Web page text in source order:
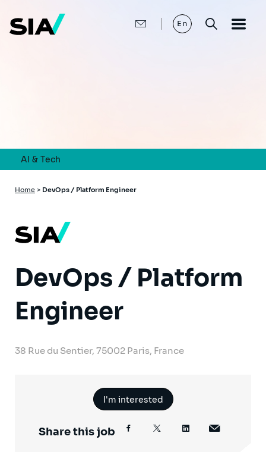
main
content
En
AI & Tech
Breadcrumb
Home > DevOps / Platform Engineer
DevOps / Platform
Engineer
38 Rue du Sentier, 75002 Paris, France
I'm interested
Share this job